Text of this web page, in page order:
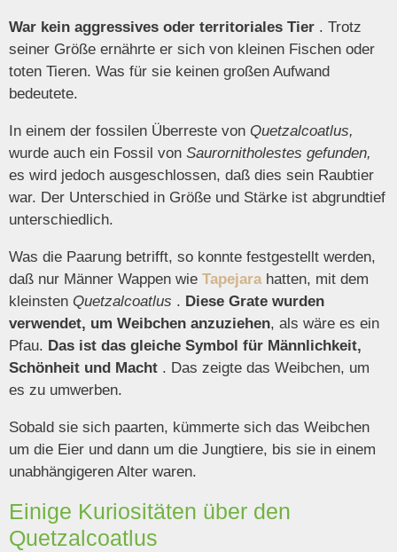
War kein aggressives oder territoriales Tier . Trotz
seiner Größe ernährte er sich von kleinen Fischen oder
toten Tieren. Was für sie keinen großen Aufwand
bedeutete.
In einem der fossilen Überreste von Quetzalcoatlus,
wurde auch ein Fossil von Saurornitholestes gefunden,
es wird jedoch ausgeschlossen, daß dies sein Raubtier
war. Der Unterschied in Größe und Stärke ist abgrundtief
unterschiedlich.
Was die Paarung betrifft, so konnte festgestellt werden,
daß nur Männer Wappen wie Tapejarahatten, mit dem
kleinsten Quetzalcoatlus . Diese Grate wurden
verwendet, um Weibchen anzuziehen, als wäre es ein
Pfau. Das ist das gleiche Symbol für Männlichkeit,
Schönheit und Macht . Das zeigte das Weibchen, um
es zu umwerben.
Sobald sie sich paarten, kümmerte sich das Weibchen
um die Eier und dann um die Jungtiere, bis sie in einem
unabhängigeren Alter waren.
Einige Kuriositäten über den
Quetzalcoatlus